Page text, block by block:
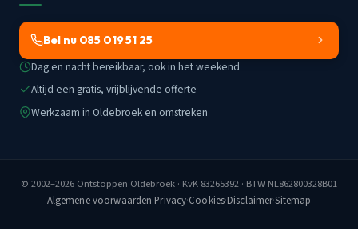
Bel nu 085 019 51 25
Dag en nacht bereikbaar, ook in het weekend
Altijd een gratis, vrijblijvende offerte
Werkzaam in Oldebroek en omstreken
© 2002–2026 Ontstoppen Oldebroek · KvK 83265392 · BTW NL862800328B01
Algemene voorwaarden·Privacy·Cookies·Disclaimer·Sitemap